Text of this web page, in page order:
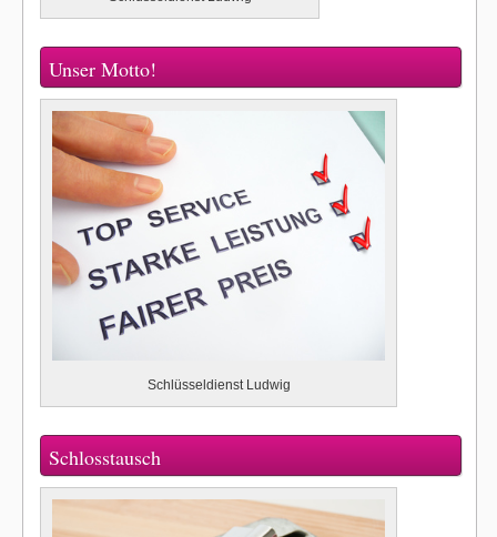
Unser Motto!
Schlüsseldienst Ludwig
Schlosstausch